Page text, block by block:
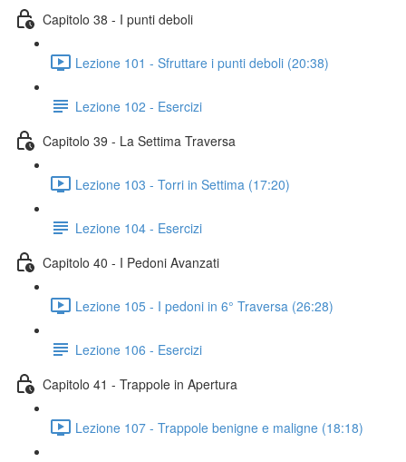
Capitolo 38 - I punti deboli
Lezione 101 - Sfruttare i punti deboli (20:38)
Lezione 102 - Esercizi
Capitolo 39 - La Settima Traversa
Lezione 103 - Torri in Settima (17:20)
Lezione 104 - Esercizi
Capitolo 40 - I Pedoni Avanzati
Lezione 105 - I pedoni in 6° Traversa (26:28)
Lezione 106 - Esercizi
Capitolo 41 - Trappole in Apertura
Lezione 107 - Trappole benigne e maligne (18:18)